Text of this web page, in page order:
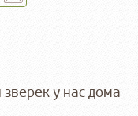
у нас дома